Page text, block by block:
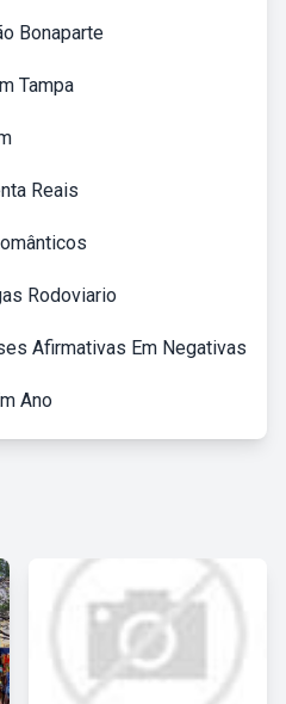
Bonaparte
Tampa
Reais
Rodoviario
Afirmativas Em Negativas
Ano